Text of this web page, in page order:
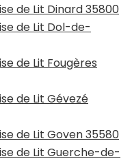
de Lit Dinard 35800
de Lit Dol-de-
de Lit Fougères
de Lit Gévezé
de Lit Goven 35580
de Lit Guerche-de-